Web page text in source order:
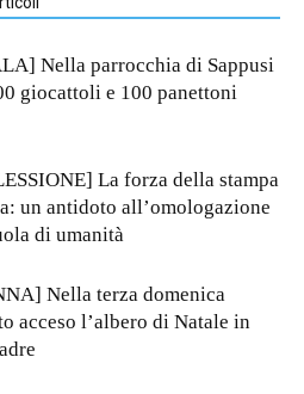
Nella parrocchia di Sappusi
giocattoli e 100 panettoni
La forza della stampa
un antidoto all’omologazione
di umanità
Nella terza domenica
acceso l’albero di Natale in